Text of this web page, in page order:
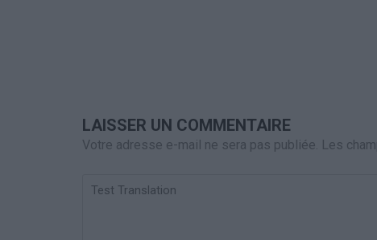
LAISSER UN COMMENTAIRE
Votre adresse e-mail ne sera pas publiée. Les
Test